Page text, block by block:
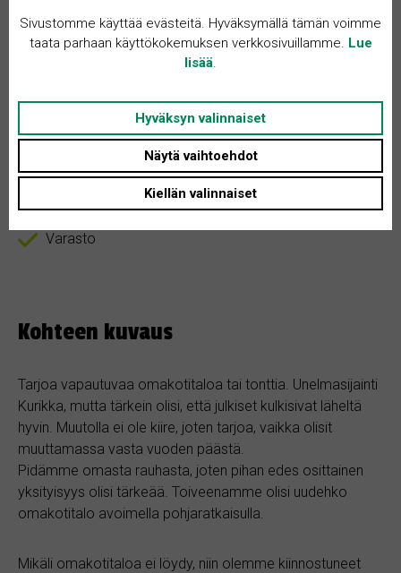
Huoneita + K: 5
Autotalli
Sauna
Terassi
Varasto
Kohteen kuvaus
Tarjoa vapautuvaa omakotitaloa tai tonttia. Unelmasijainti
Kurikka, mutta tärkein olisi, että julkiset kulkisivat läheltä
hyvin. Muutolla ei ole kiire, joten tarjoa, vaikka olisit
muuttamassa vasta vuoden päästä.
Pidämme omasta rauhasta, joten pihan edes osittainen
yksityisyys olisi tärkeää. Toiveenamme olisi uudehko
omakotitalo avoimella pohjaratkaisulla.
Mikäli omakotitaloa ei löydy, niin olemme kiinnostuneet
Sivustomme käyttää evästeitä. Hyväksymällä tämän voimme
taata parhaan käyttökokemuksen verkkosivuillamme. Lue
lisää
Hyväksyn valinnaiset
Näytä vaihtoehdot
Kiellän valinnaiset